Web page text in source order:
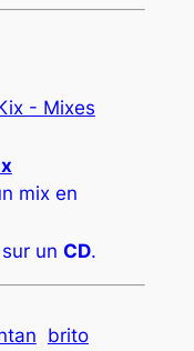
mix en
un CD.
brito